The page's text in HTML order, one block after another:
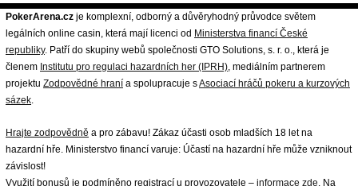
PokerArena.cz je komplexní, odborný a důvěryhodný průvodce světem
legálních online casin, která mají licenci od Ministerstva financí České
republiky. Patří do skupiny webů společnosti GTO Solutions, s. r. o., která je
členem Institutu pro regulaci hazardních her (IPRH), mediálním partnerem
projektu Zodpovědné hraní a spolupracuje sAsociací hráčů pokeru a kurzových
sázek.
Hrajte zodpovědně a pro zábavu! Zákaz účasti osob mladších 18 let na
hazardní hře. Ministerstvo financí varuje: Účastí na hazardní hře může vzniknout
závislost!
Využití bonusů je podmíněno registrací u provozovatele – informace zde. Na